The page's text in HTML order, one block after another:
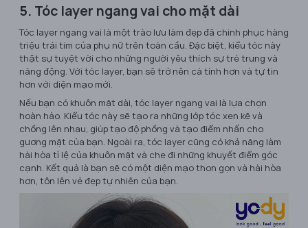
5. Tóc layer ngang vai cho mặt dài
Tóc layer ngang vai là một trào lưu làm đẹp đã chinh phục hàng
triệu trái tim của phụ nữ trên toàn cầu. Đặc biệt, kiểu tóc này
thật sự tuyệt vời cho những người yêu thích sự trẻ trung và
năng động. Với tóc layer, bạn sẽ trở nên cá tính hơn và tự tin
hơn với diện mạo mới.
Nếu bạn có khuôn mặt dài, tóc layer ngang vai là lựa chọn
hoàn hảo. Kiểu tóc này sẽ tạo ra những lớp tóc xen kẽ và
chồng lên nhau, giúp tạo độ phồng và tạo điểm nhấn cho
gương mặt của bạn. Ngoài ra, tóc layer cũng có khả năng làm
hài hòa tỉ lệ của khuôn mặt và che đi những khuyết điểm góc
cạnh. Kết quả là bạn sẽ có một diện mạo thon gọn và hài hòa
hơn, tôn lên vẻ đẹp tự nhiên của bạn.